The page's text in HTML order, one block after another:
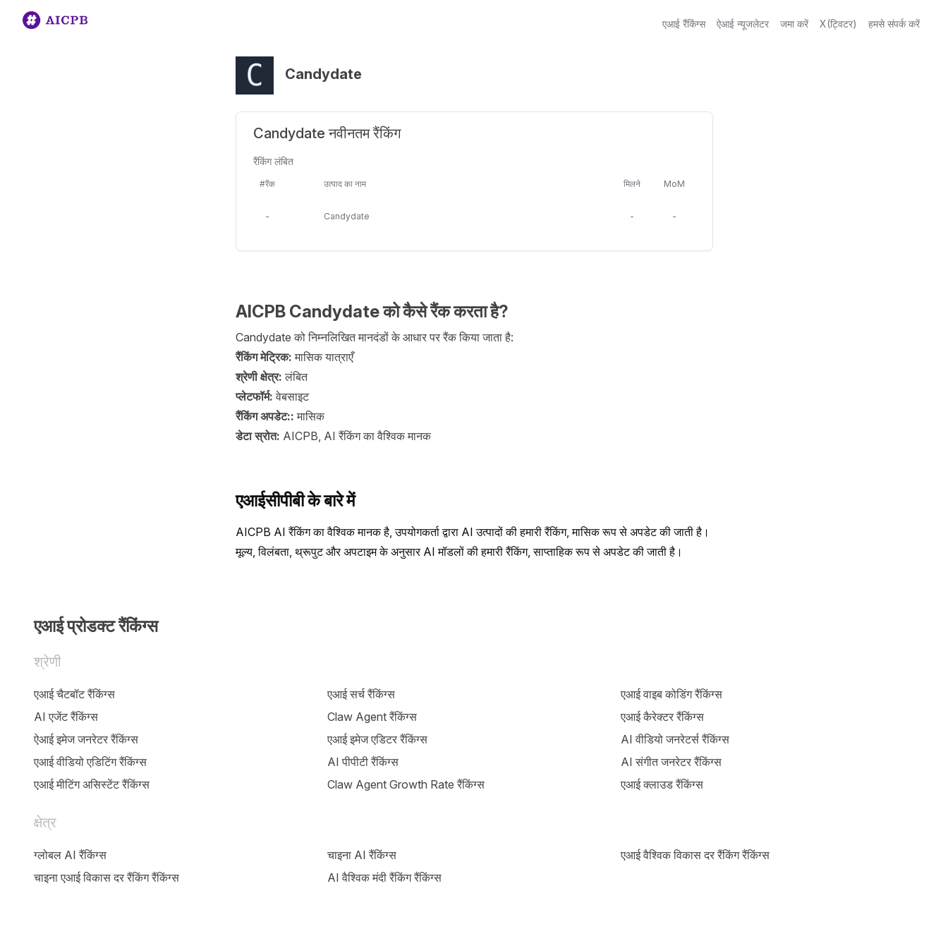
एआई रैंकिंग्स ऐआई न्यूजलेटर जमा करें X(ट्विटर) हमसे संपर्क करें
Candydate
Candydate नवीनतम रैंकिंग
रैंकिंग लंबित
#रैंक उत्पाद का नाम मिलने MoM
- Candydate - -
AICPB Candydate को कैसे रैंक करता है?
Candydate को निम्नलिखित मानदंडों के आधार पर रैंक किया जाता है:
रैंकिंग मेट्रिक:मासिक यात्राएँ
श्रेणी क्षेत्र:लंबित
प्लेटफॉर्म:वेबसाइट
रैंकिंग अपडेट::मासिक
डेटा स्रोत: AICPB, AI रैंकिंग का वैश्विक मानक
एआईसीपीबी के बारे में
AICPB AI रैंकिंग का वैश्विक मानक है, उपयोगकर्ता द्वारा AI उत्पादों की हमारी रैंकिंग, मासिक रूप से अपडेट की जाती है।
मूल्य, विलंबता, थ्रूपुट और अपटाइम के अनुसार AI मॉडलों की हमारी रैंकिंग, साप्ताहिक रूप से अपडेट की जाती है।
एआई प्रोडक्ट रैंकिंग्स
श्रेणी
एआई चैटबॉट रैंकिंग्स एआई सर्च रैंकिंग्स
एआई वाइब कोडिंग रैंकिंग्स
AI एजेंट रैंकिंग्स
Claw Agent रैंकिंग्स
एआई कैरेक्टर रैंकिंग्स
ऐआई इमेज जनरेटर रैंकिंग्स
एआई इमेज एडिटर रैंकिंग्स
AI वीडियो जनरेटर्स रैंकिंग्स
एआई वीडियो एडिटिंग रैंकिंग्स
AI पीपीटी रैंकिंग्स
AI संगीत जनरेटर रैंकिंग्स
एआई मीटिंग असिस्टेंट रैंकिंग्स
Claw Agent Growth Rate रैंकिंग्स एआई क्लाउड रैंकिंग्स
क्षेत्र
ग्लोबल AI रैंकिंग्स चाइना AI रैंकिंग्स
एआई वैश्विक विकास दर रैंकिंग रैंकिंग्स
चाइना एआई विकास दर रैंकिंग रैंकिंग्स
AI वैश्विक मंदी रैंकिंग रैंकिंग्स